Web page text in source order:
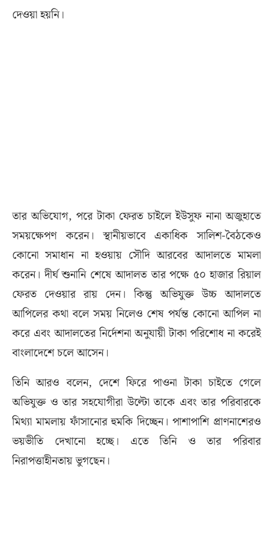
দেওয়া হয়নি।
তার অভিযোগ, পরে টাকা ফেরত চাইলে ইউসুফ নানা অজুহাতে
সময়ক্ষেপণ করেন। স্থানীয়ভাবে একাধিক সালিশ-বৈঠকেও
কোনো সমাধান না হওয়ায় সৌদি আরবের আদালতে মামলা
করেন। দীর্ঘ শুনানি শেষে আদালত তার পক্ষে ৫০ হাজার রিয়াল
ফেরত দেওয়ার রায় দেন। কিন্তু অভিযুক্ত উচ্চ আদালতে
আপিলের কথা বলে সময় নিলেও শেষ পর্যন্ত কোনো আপিল না
করে এবং আদালতের নির্দেশনা অনুযায়ী টাকা পরিশোধ না করেই
বাংলাদেশে চলে আসেন।
তিনি আরও বলেন, দেশে ফিরে পাওনা টাকা চাইতে গেলে
অভিযুক্ত ও তার সহযোগীরা উল্টো তাকে এবং তার পরিবারকে
মিথ্যা মামলায় ফাঁসানোর হুমকি দিচ্ছেন। পাশাপাশি প্রাণনাশেরও
ভয়ভীতি দেখানো হচ্ছে। এতে তিনি ও তার পরিবার
নিরাপত্তাহীনতায় ভুগছেন।